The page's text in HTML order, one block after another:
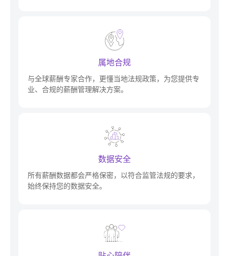
属地合规
与全球薪酬专家合作，更懂当地法规政策，为您提供专
业、合规的薪酬管理解决方案。
数据安全
所有薪酬数据都会严格保密，以符合监管法规的要求，
始终保持您的数据安全。